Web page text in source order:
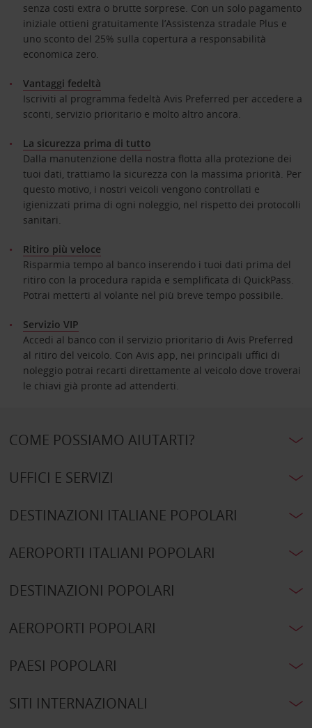
senza costi extra o brutte sorprese. Con un solo pagamento
iniziale ottieni gratuitamente l’Assistenza stradale Plus e
uno sconto del 25% sulla copertura a responsabilità
economica zero.
Vantaggi fedeltà
Iscriviti al programma fedeltà Avis Preferred per accedere a
sconti, servizio prioritario e molto altro ancora.
La sicurezza prima di tutto
Dalla manutenzione della nostra flotta alla protezione dei
tuoi dati, trattiamo la sicurezza con la massima priorità. Per
questo motivo, i nostri veicoli vengono controllati e
igienizzati prima di ogni noleggio, nel rispetto dei protocolli
sanitari.
Ritiro più veloce
Risparmia tempo al banco inserendo i tuoi dati prima del
ritiro con la procedura rapida e semplificata di QuickPass.
Potrai metterti al volante nel più breve tempo possibile.
Servizio VIP
Accedi al banco con il servizio prioritario di Avis Preferred
al ritiro del veicolo. Con Avis app, nei principali uffici di
noleggio potrai recarti direttamente al veicolo dove troverai
le chiavi già pronte ad attenderti.
COME POSSIAMO AIUTARTI?
UFFICI E SERVIZI
DESTINAZIONI ITALIANE POPOLARI
AEROPORTI ITALIANI POPOLARI
DESTINAZIONI POPOLARI
AEROPORTI POPOLARI
PAESI POPOLARI
SITI INTERNAZIONALI